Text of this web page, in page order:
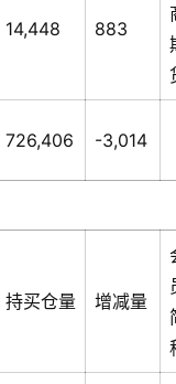
14,448 883
726,406 -3,014
持买仓量 增减量